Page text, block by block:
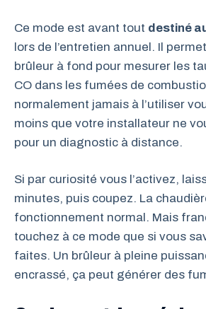
Ce mode est avant tout destiné
lors de l’entretien annuel. Il
brûleur à fond pour mesurer les
CO dans les fumées de
normalement jamais à l’utiliser
moins que votre installateur ne
pour un diagnostic à distance.
Si par curiosité vous l’activez,
minutes, puis coupez. La
fonctionnement normal. Mais
touchez à ce mode que si vous
faites. Un brûleur à pleine
encrassé, ça peut générer des